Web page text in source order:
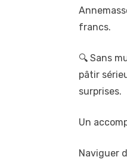
francs.
🔍 Sans
pâtir
surprises.
Un
Naviguer